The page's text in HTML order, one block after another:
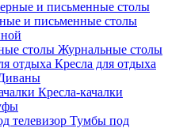
и письменные столы
Журнальные столы
Кресла для отдыха
Кресла-качалки
Тумбы под